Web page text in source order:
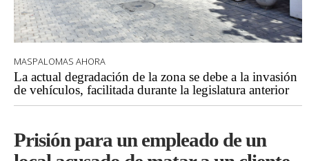
MASPALOMAS AHORA
La actual degradación de la zona se debe a la invasión
de vehículos, facilitada durante la legislatura anterior
Prisión para un empleado de un